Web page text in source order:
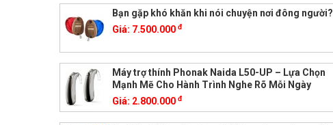
Bạn gặp khó khăn khi nói chuyện nơi đông người?
Giá: 7.500.000 đ
Máy trợ thính Phonak Naida L50-UP – Lựa Chọn
Mạnh Mẽ Cho Hành Trình Nghe Rõ Mỗi Ngày
Giá: 2.800.000 đ